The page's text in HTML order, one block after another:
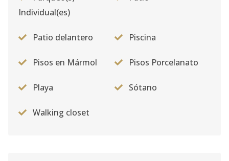
Individual(es)
Patio delantero Piscina
Pisos en Mármol Pisos Porcelanato
Playa Sótano
Walking closet